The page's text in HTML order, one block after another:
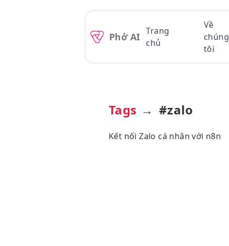
Phở AI Trang
chủ
Về
chúng
tôi
Tags → #zalo
Kết nối Zalo cá nhân với n8n